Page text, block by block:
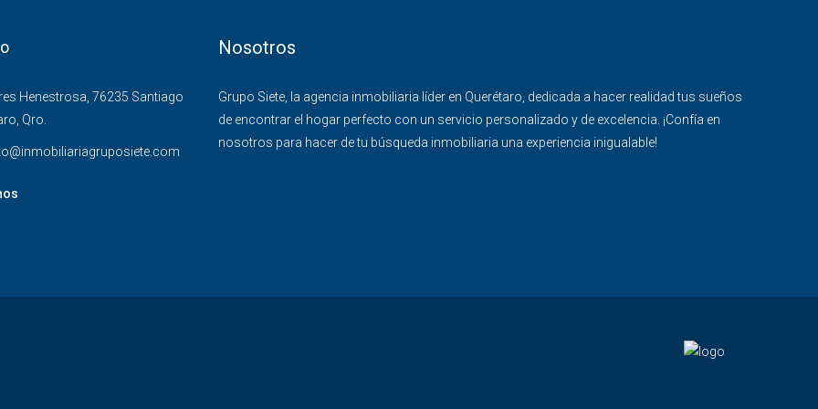
Henestrosa, 76235 Santiago
Qro.
Nosotros
Grupo Siete, la agencia inmobiliaria líder en Querétaro, dedicada a hacer realidad tus sueños
de encontrar el hogar perfecto con un servicio personalizado y de excelencia. ¡Confía en
nosotros para hacer de tu búsqueda inmobiliaria una experiencia inigualable!